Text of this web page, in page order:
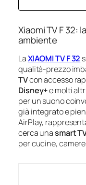
Xiaomi TV F 32:
ambiente
LaXIAOMI TV F 32
qualità-prezzo
TVcon accesso
Disney+e molti
per un suono
già integrato e
AirPlay,
cerca unasmart
per cucine,